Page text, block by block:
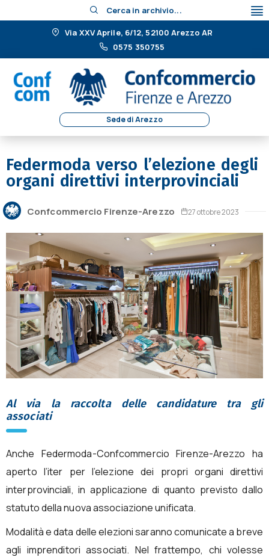
Cerca in archivio...
Via XXV Aprile, 6/12, 52100 Arezzo AR
0575 350755
Sede di Arezzo
Federmoda verso l’elezione degli
organi direttivi interprovinciali
Confcommercio Firenze-Arezzo 27 ottobre 2023
Al via la raccolta delle candidature tra gli
associati
Anche Federmoda-Confcommercio Firenze-Arezzo ha
aperto l’iter per l’elezione dei propri organi direttivi
interprovinciali, in applicazione di quanto previsto dallo
statuto della nuova associazione unificata.
Modalità e data delle elezioni saranno comunicate a breve
agli imprenditori associati. Nel frattempo, chi volesse